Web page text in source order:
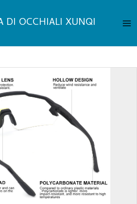
DI OCCHIALI XUNQI